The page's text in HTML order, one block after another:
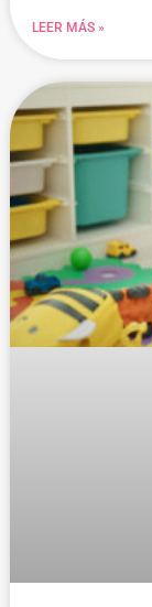
LEER MÁS »